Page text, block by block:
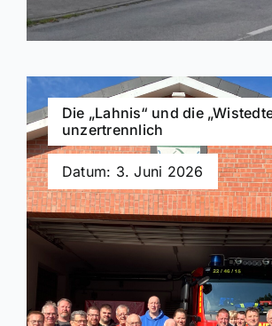
Die „Lahnis“ und die
unzertrennlich
Datum: 3. Juni 2026